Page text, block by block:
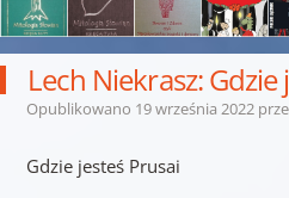
Lech Niekrasz: Gdzie
Opublikowano 19 września 2022
Gdzie jesteś Prusai